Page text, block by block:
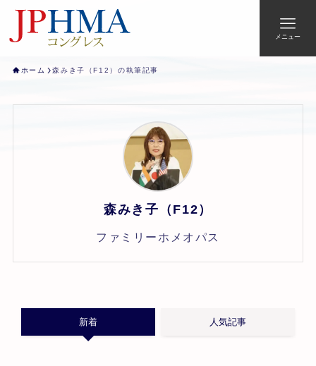
メニュー
ホーム 森みき子（F12）の執筆記事
森みき子（F12）
ファミリーホメオパス
新着 人気記事